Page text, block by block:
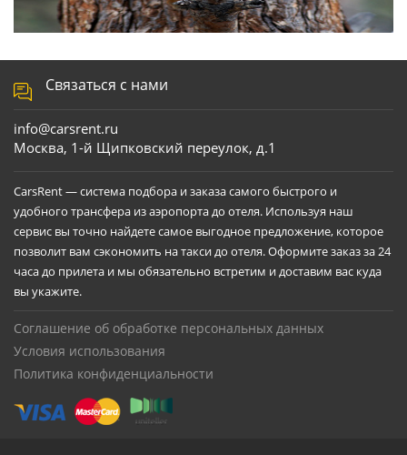
Связаться с нами
info@carsrent.ru
Москва, 1-й Щипковский переулок, д.1
CarsRent — система подбора и заказа самого быстрого и
удобного трансфера из аэропорта до отеля. Используя наш
сервис вы точно найдете самое выгодное предложение, которое
позволит вам сэкономить на такси до отеля. Оформите заказ за 24
часа до прилета и мы обязательно встретим и доставим вас куда
вы укажите.
Соглашение об обработке персональных данных
Условия использования
Политика конфиденциальности